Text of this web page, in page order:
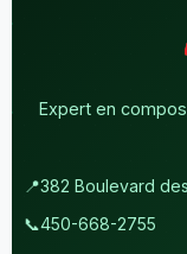
Expert en
📍382 Boulevard
📞450-668-2755